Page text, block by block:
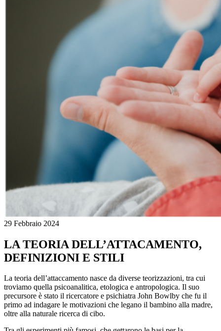
29 Febbraio 2024
LA TEORIA DELL’ATTACAMENTO,
DEFINIZIONI E STILI
La teoria dell’attaccamento nasce da diverse teorizzazioni, tra cui
troviamo quella psicoanalitica, etologica e antropologica. Il suo
precursore è stato il ricercatore e psichiatra John Bowlby che fu il
primo ad indagare le motivazioni che legano il bambino alla madre,
oltre alla naturale ricerca di cibo.